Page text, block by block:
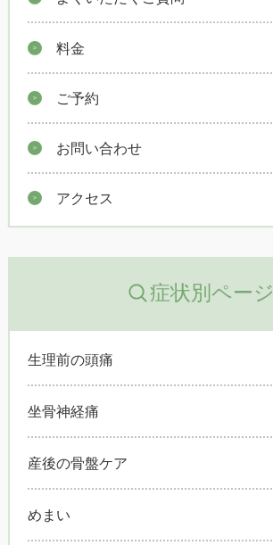
料金
ご予約
お問い合わせ
アクセス
症状別ページ
生理前の頭痛
坐骨神経痛
産後の骨盤ケア
めまい